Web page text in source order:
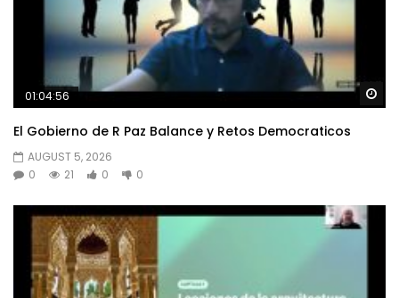
01:04:56
El Gobierno de R Paz Balance y Retos Democraticos
AUGUST 5, 2026
0
21 0 0